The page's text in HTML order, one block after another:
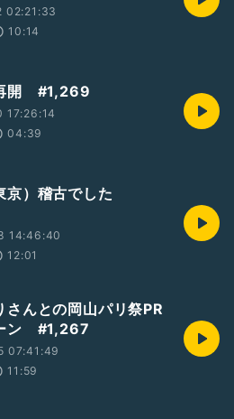
02:21:33
10:14
開 #1,269
04:39
京）稽古でした
14:46:40
12:01
さんとの岡山パリ祭PR
ン #1,267
07:41:49
11:59